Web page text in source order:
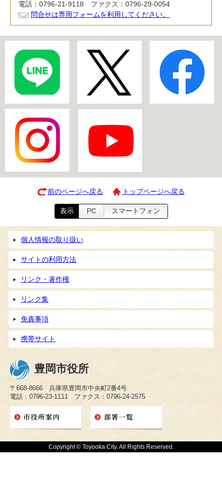
電話：0796-21-9118 ファクス：0796-29-0054
問合せは専用フォームを利用してください。
前のページへ戻る トップページへ戻る
表示 PC スマートフォン
個人情報の取り扱い
サイトの利用方法
リンク・著作権
リンク集
免責事項
携帯サイト
豊岡市役所
〒668-8666 兵庫県豊岡市中央町2番4号
電話：0796-23-1111 ファクス：0796-24-2575
Copyright © Toyooka City. All Rights Reserved.